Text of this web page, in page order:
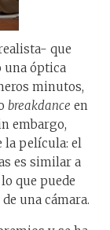
que
una óptica
minutos,
breakdance en
embargo,
la película: el
es similar a
que puede
una cámara.